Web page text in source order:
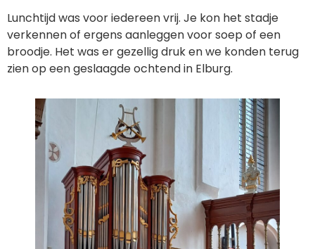
Lunchtijd was voor iedereen vrij. Je kon het stadje
verkennen of ergens aanleggen voor soep of een
broodje. Het was er gezellig druk en we konden terug
zien op een geslaagde ochtend in Elburg.